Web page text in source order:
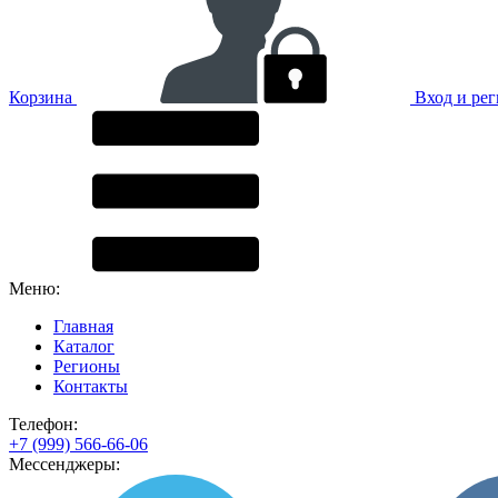
Корзина Вход и
Меню:
Главная
Каталог
Регионы
Контакты
Телефон:
+7 (999) 566-66-06
Мессенджеры: